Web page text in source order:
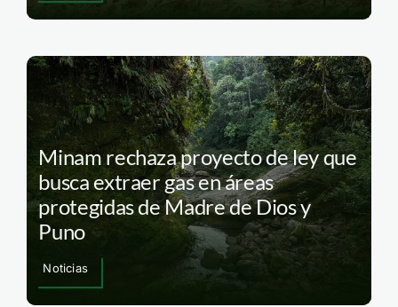
Minam rechaza proyecto de ley que
busca extraer gas en áreas
protegidas de Madre de Dios y
Puno
Noticias